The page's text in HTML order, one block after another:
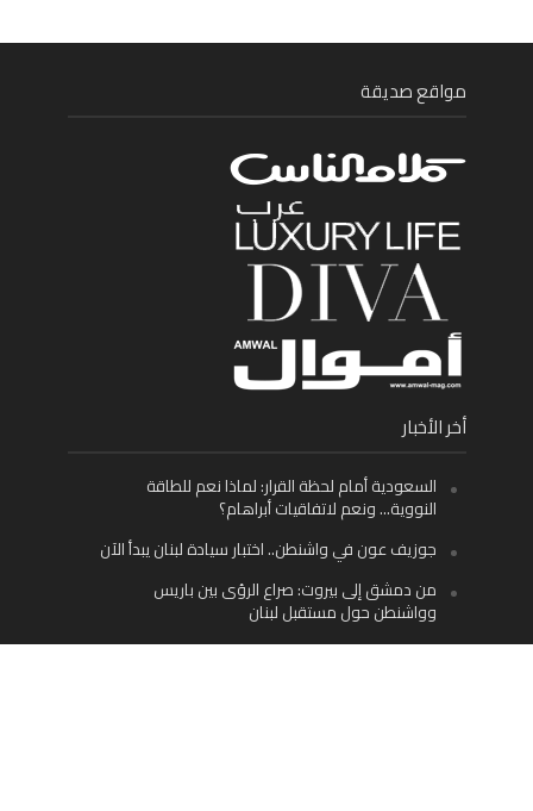
مواقع صديقة
أخر الأخبار
السعودية أمام لحظة القرار: لماذا نعم للطاقة
النووية… ونعم لاتفاقيات أبراهام؟
جوزيف عون في واشنطن.. اختبار سيادة لبنان يبدأ الآن
من دمشق إلى بيروت: صراع الرؤى بين باريس
وواشنطن حول مستقبل لبنان
اليسار اللبناني «اليقظ» وسيادة الدولة: لماذا يُعدّ نزع